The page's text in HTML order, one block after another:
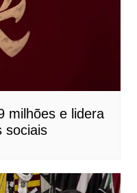
milhões e lidera
sociais